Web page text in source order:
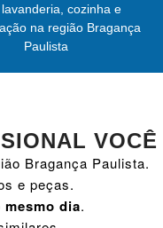
cozinha e
na região Bragança
Paulista
VOCÊ
Bragança Paulista.
e peças.
mesmo dia.